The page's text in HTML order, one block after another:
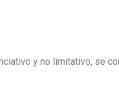
y no limitativo, se